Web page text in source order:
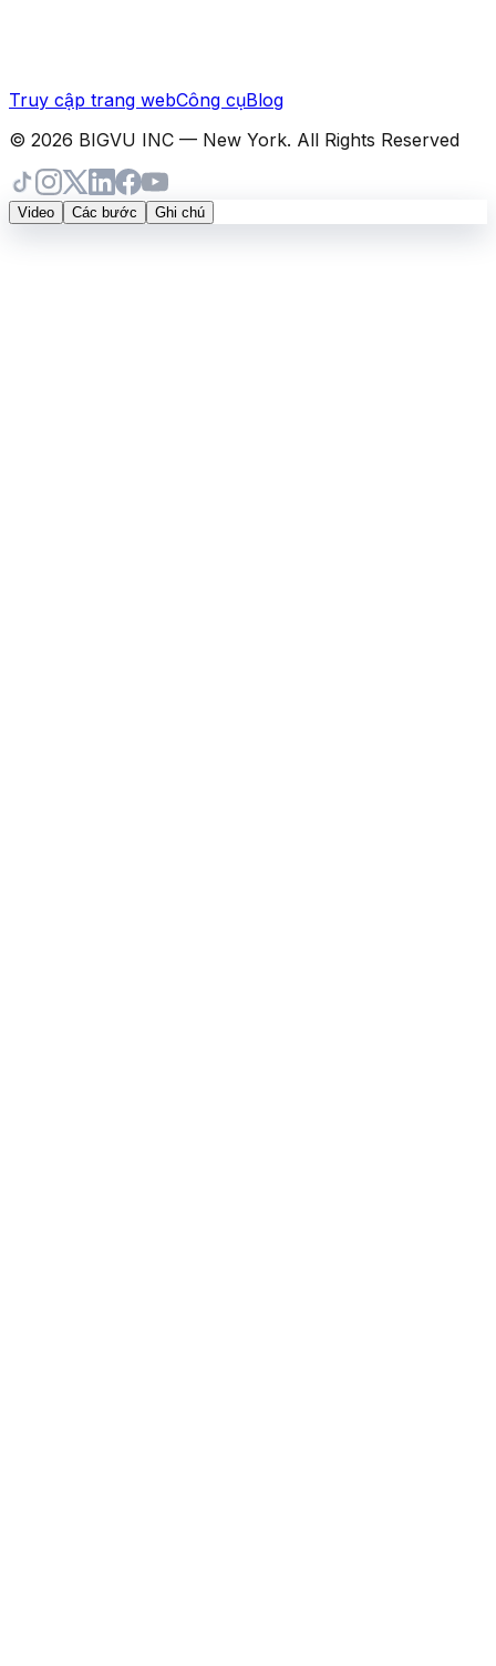
Truy cập trang webCông cụBlog
© 2026 BIGVU INC — New York. All Rights Reserved
Video Các bước Ghi chú